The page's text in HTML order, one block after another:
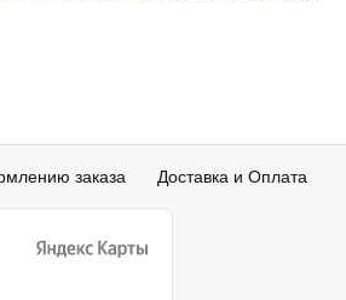
заказа Доставка и Оплата